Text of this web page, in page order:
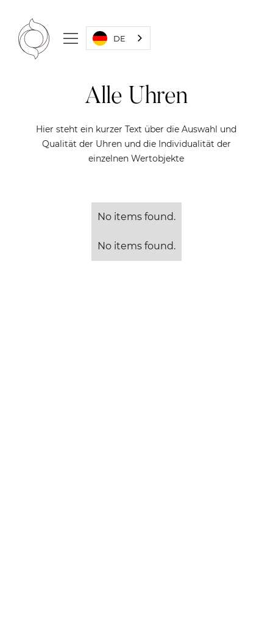
DE
Alle Uhren
Hier steht ein kurzer Text über die Auswahl und
Qualität der Uhren und die Individualität der
einzelnen Wertobjekte
No items found.
No items found.